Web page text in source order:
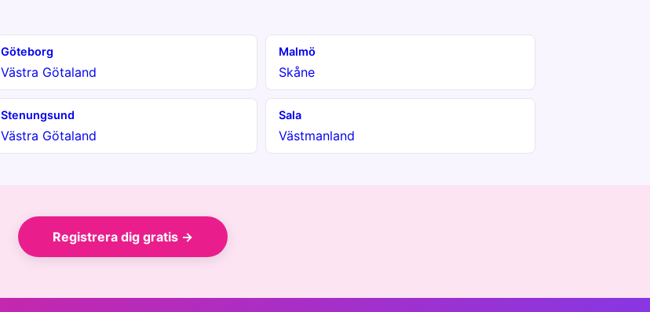
Göteborg
Västra Götaland
Malmö
Skåne
Stenungsund
Västra Götaland
Sala
Västmanland
Registrera dig gratis →